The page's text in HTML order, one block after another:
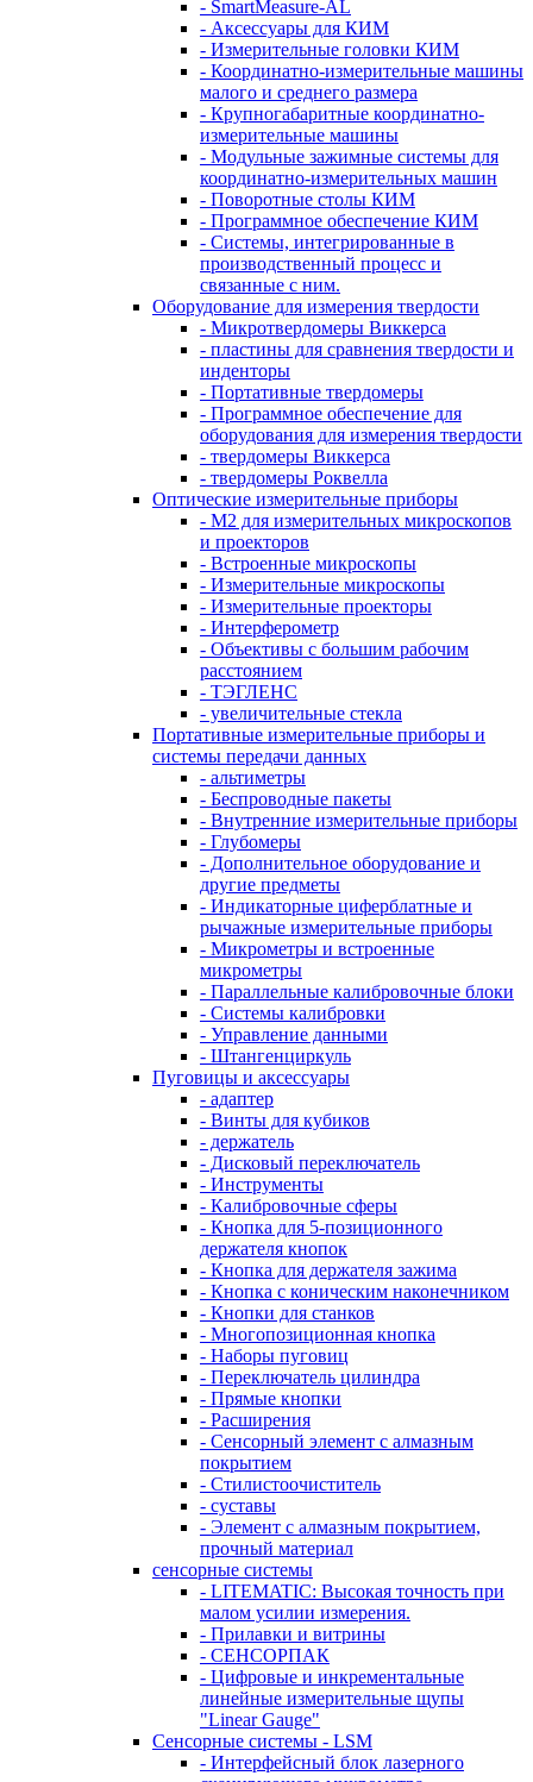
- SmartMeasure-AL
- Аксессуары для КИМ
- Измерительные головки КИМ
- Координатно-измерительные машины
малого и среднего размера
- Крупногабаритные координатно-
измерительные машины
- Модульные зажимные системы для
координатно-измерительных машин
- Поворотные столы КИМ
- Программное обеспечение КИМ
- Системы, интегрированные в
производственный процесс и
связанные с ним.
Оборудование для измерения твердости
- Микротвердомеры Виккерса
- пластины для сравнения твердости и
инденторы
- Портативные твердомеры
- Программное обеспечение для
оборудования для измерения твердости
- твердомеры Виккерса
- твердомеры Роквелла
Оптические измерительные приборы
- M2 для измерительных микроскопов
и проекторов
- Встроенные микроскопы
- Измерительные микроскопы
- Измерительные проекторы
- Интерферометр
- Объективы с большим рабочим
расстоянием
- ТЭГЛЕНС
- увеличительные стекла
Портативные измерительные приборы и
системы передачи данных
- альтиметры
- Беспроводные пакеты
- Внутренние измерительные приборы
- Глубомеры
- Дополнительное оборудование и
другие предметы
- Индикаторные циферблатные и
рычажные измерительные приборы
- Микрометры и встроенные
микрометры
- Параллельные калибровочные блоки
- Системы калибровки
- Управление данными
- Штангенциркуль
Пуговицы и аксессуары
- адаптер
- Винты для кубиков
- держатель
- Дисковый переключатель
- Инструменты
- Калибровочные сферы
- Кнопка для 5-позиционного
держателя кнопок
- Кнопка для держателя зажима
- Кнопка с коническим наконечником
- Кнопки для станков
- Многопозиционная кнопка
- Наборы пуговиц
- Переключатель цилиндра
- Прямые кнопки
- Расширения
- Сенсорный элемент с алмазным
покрытием
- Стилистоочиститель
- суставы
- Элемент с алмазным покрытием,
прочный материал
сенсорные системы
- LITEMATIC: Высокая точность при
малом усилии измерения.
- Прилавки и витрины
- СЕНСОРПАК
- Цифровые и инкрементальные
линейные измерительные щупы
"Linear Gauge"
Сенсорные системы - LSM
- Интерфейсный блок лазерного